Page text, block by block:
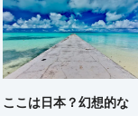
ここは日本？幻想的な